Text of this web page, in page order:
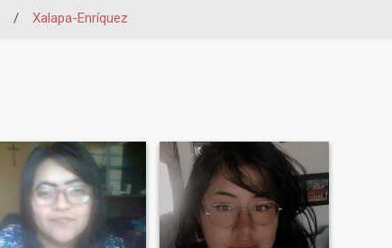
/ Xalapa-Enríquez